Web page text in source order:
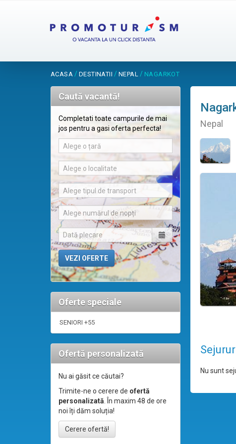
ACASA / DESTINATII / NEPAL / NAGARKOT
Caută vacantă!
Completati toate campurile de mai
jos pentru a gasi oferta perfecta!
Alege o țară
Alege o localitate
Alege tipul de transport
Alege numărul de nopți
Oferte speciale
SENIORI +55
Ofertă personalizată
Nu ai găsit ce căutai?
Trimite-ne o cerere de ofertă
personalizată. În maxim 48 de ore
noi îți dăm soluția!
Cerere ofertă!
Nepal
Nu sunt